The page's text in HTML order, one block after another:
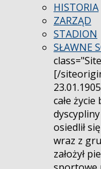
HISTORIA
ZARZĄD
STADION
SŁAWNE
[/
całe
osiedlił
wraz z
założył